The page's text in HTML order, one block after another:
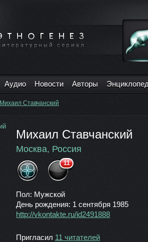
Аудио Новости Авторы
Михаил Ставчанский
Михаил Ставчанский
Москва, Россия
11
Пол: Мужской
День рождения: 1 сентября 1985
http://vkontakte.ru/id2491888
Пригласил 11 читателей